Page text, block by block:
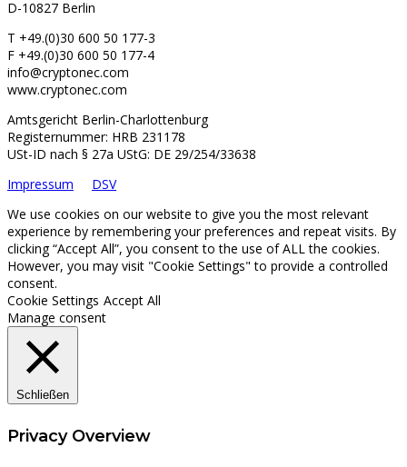
D-10827 Berlin
T +49.(0)30 600 50 177-3
F +49.(0)30 600 50 177-4
info@cryptonec.com
www.cryptonec.com
Amtsgericht Berlin-Charlottenburg
Registernummer: HRB 231178
USt-ID nach § 27a UStG: DE 29/254/33638
Impressum
DSV
We use cookies on our website to give you the most relevant
experience by remembering your preferences and repeat visits. By
clicking “Accept All”, you consent to the use of ALL the cookies.
However, you may visit "Cookie Settings" to provide a controlled
consent.
Cookie Settings Accept All
Manage consent
Schließen
Privacy Overview